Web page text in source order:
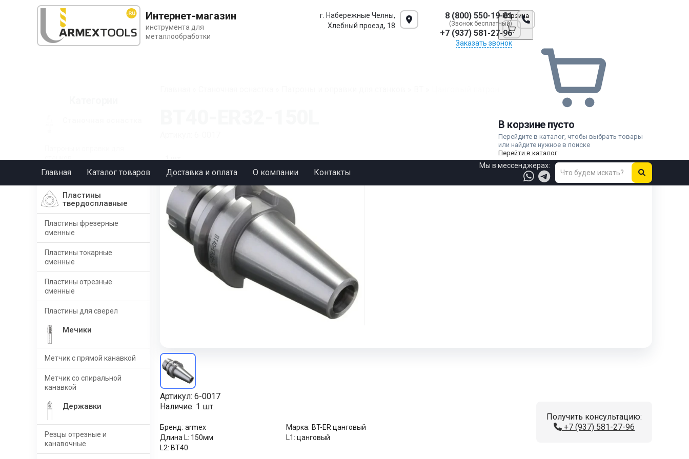
Интернет-магазин
инструмента для
металлообработки
г. Набережные Челны,
Хлебный проезд, 18
8 (800) 550-19-81
(Звонок бесплатный)
+7 (937) 581-27-96
Заказать звонок
Корзина
В корзине пусто
Перейдите в каталог, чтобы выбрать товары
или найдите нужное в поиске
Перейти в каталог
Главная Каталог товаров Доставка и оплата О компании Контакты
Мы в мессенджерах:
BT
Пластины
твердосплавные
Пластины фрезерные
сменные
Пластины токарные
сменные
Пластины отрезные
сменные
Пластины для сверел
Мечики
Метчик с прямой канавкой
Метчик со спиральной
канавкой
Державки
Резцы отрезные и
канавочные
1 шт.
Получить консультацию:
+7 (937) 581-27-96
Артикул: 6-0017
Наличие: 1 шт.
Бренд: armex Марка: BT-ER цанговый
Длина L: 150мм L1: цанговый
L2: BT40